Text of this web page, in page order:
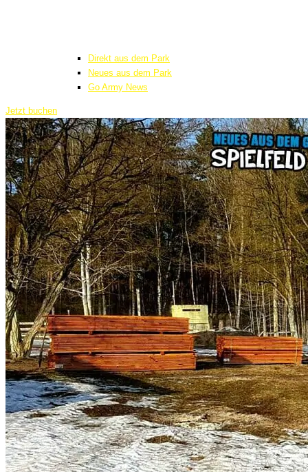
Direkt aus dem Park
Neues aus dem Park
Go Army News
Jetzt buchen